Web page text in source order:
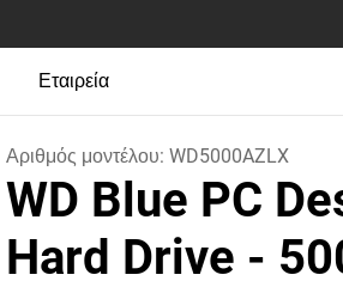
Εταιρεία
Αριθμός μοντέλου:WD5000AZLX
WD Blue PC
Hard Drive -